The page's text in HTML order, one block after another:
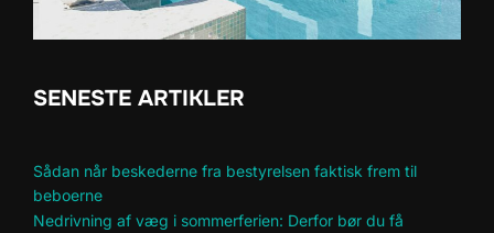
SENESTE ARTIKLER
Sådan når beskederne fra bestyrelsen faktisk frem til
beboerne
Nedrivning af væg i sommerferien: Derfor bør du få